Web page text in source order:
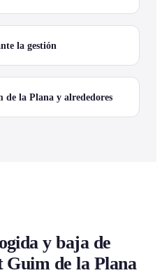
la gestión
de la Plana y alrededores
y baja de
Guim de la Plana